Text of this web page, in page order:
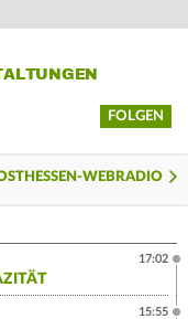
FOLGEN
WEBRADIO
17:02
15:55